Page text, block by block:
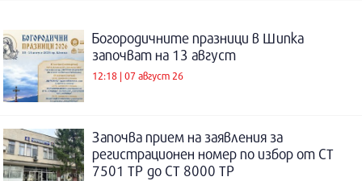
Богородичните празници в Шипка
започват на 13 август
12:18 | 07 август 26
Започва прием на заявления за
регистрационен номер по избор от СТ
7501 ТР до СТ 8000 ТР